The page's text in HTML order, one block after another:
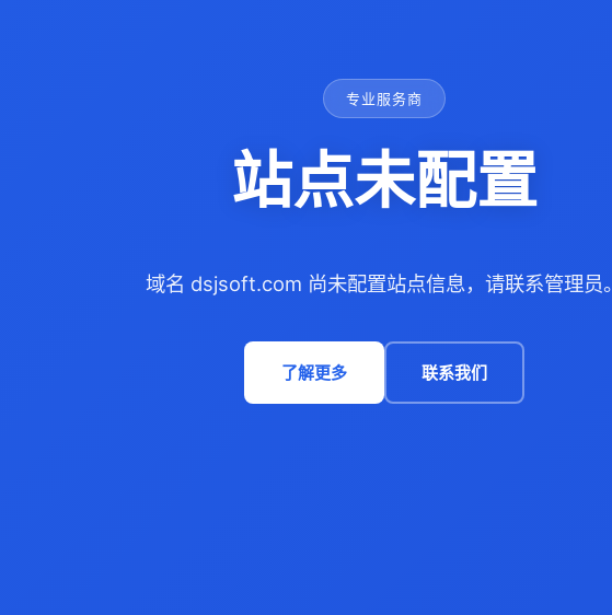
专业服务商
站点未配置
域名 dsjsoft.com 尚未配置站点信息，请联系管理员。
了解更多 联系我们